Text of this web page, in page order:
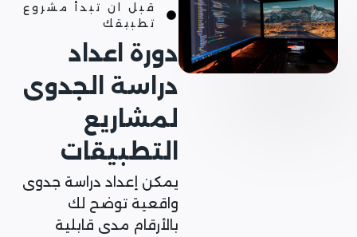
قبل ان تبدأ مشروع
تطبيقك
دورة اعداد
دراسة الجدوى
لمشاريع
التطبيقات
يمكن إعداد دراسة جدوى
واقعية توضح لك
بالأرقام مدى قابلية